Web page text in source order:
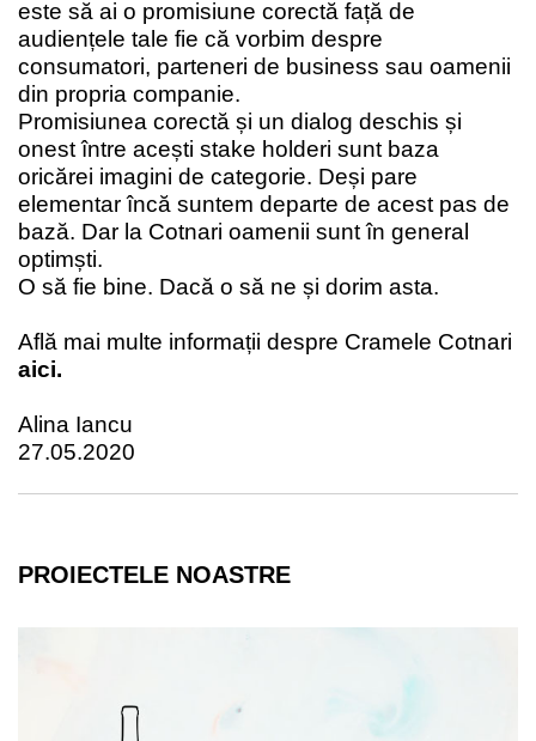
este să ai o promisiune corectă față de
audiențele tale fie că vorbim despre
consumatori, parteneri de business sau oamenii
din propria companie.
Promisiunea corectă și un dialog deschis și
onest între acești stake holderi sunt baza
oricărei imagini de categorie. Deși pare
elementar încă suntem departe de acest pas de
bază. Dar la Cotnari oamenii sunt în general
optimști.
O să fie bine. Dacă o să ne și dorim asta.
Află mai multe informații despre Cramele Cotnari
aici.
Alina Iancu
27.05.2020
PROIECTELE NOASTRE